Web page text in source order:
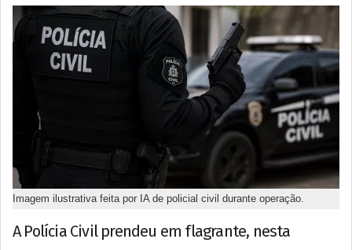
Imagem ilustrativa feita por IA de policial civil durante operação.
A Polícia Civil prendeu em flagrante, nesta